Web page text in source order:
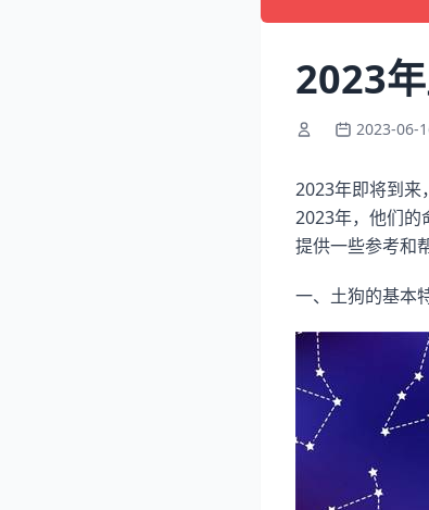
2023
2023-06-
2023年即将到来
2023年，他们的
提供一些参考和
一、土狗的基本